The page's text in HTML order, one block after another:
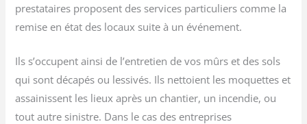
prestataires proposent des services particuliers comme la
remise en état des locaux suite à un événement.
Ils s’occupent ainsi de l’entretien de vos mûrs et des sols
qui sont décapés ou lessivés. Ils nettoient les moquettes et
assainissent les lieux après un chantier, un incendie, ou
tout autre sinistre. Dans le cas des entreprises